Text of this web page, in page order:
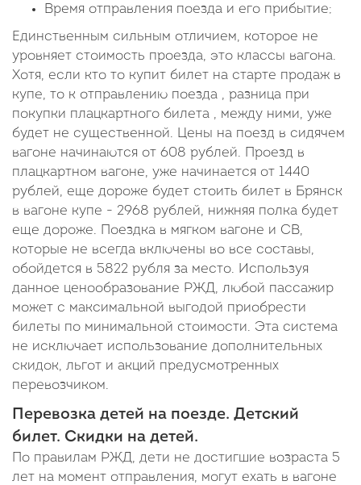
Время отправления поезда и его прибытие;
Единственным сильным отличием, которое не
уровняет стоимость проезда, это классы вагона.
Хотя, если кто то купит билет на старте продаж в
купе, то к отправлению поезда , разница при
покупки плацкартного билета , между ними, уже
будет не существенной. Цены на поезд в сидячем
вагоне начинаются от 608 рублей. Проезд в
плацкартном вагоне, уже начинается от 1440
рублей, еще дороже будет стоить билет в Брянск
в вагоне купе - 2968 рублей, нижняя полка будет
еще дороже. Поездка в мягком вагоне и СВ,
которые не всегда включены во все составы,
обойдется в 5822 рубля за место. Используя
данное ценообразование РЖД, любой пассажир
может с максимальной выгодой приобрести
билеты по минимальной стоимости. Эта система
не исключает использование дополнительных
скидок, льгот и акций предусмотренных
перевозчиком.
Перевозка детей на поезде. Детский
билет. Скидки на детей.
По правилам РЖД, дети не достигшие возраста 5
лет на момент отправления, могут ехать в вагоне